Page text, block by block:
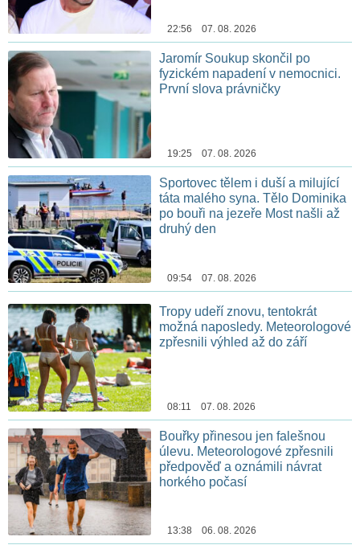
22:56 07. 08. 2026
Jaromír Soukup skončil po
fyzickém napadení v nemocnici.
První slova právničky
19:25 07. 08. 2026
Sportovec tělem i duší a milující
táta malého syna. Tělo Dominika
po bouři na jezeře Most našli až
druhý den
09:54 07. 08. 2026
Tropy udeří znovu, tentokrát
možná naposledy. Meteorologové
zpřesnili výhled až do září
08:11 07. 08. 2026
Bouřky přinesou jen falešnou
úlevu. Meteorologové zpřesnili
předpověď a oznámili návrat
horkého počasí
13:38 06. 08. 2026